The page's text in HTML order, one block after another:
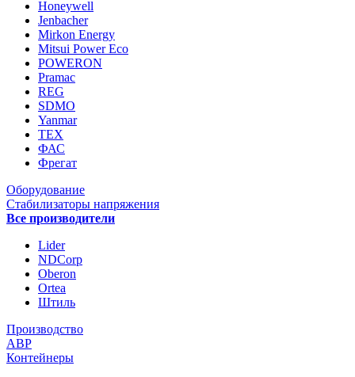
Honeywell
Jenbacher
Mirkon Energy
Mitsui Power Eco
POWERON
Pramac
REG
SDMO
Yanmar
ТЕХ
ФАС
Фрегат
Оборудование
Стабилизаторы напряжения
Все производители
Lider
NDCorp
Oberon
Ortea
Штиль
Производство
АВР
Контейнеры